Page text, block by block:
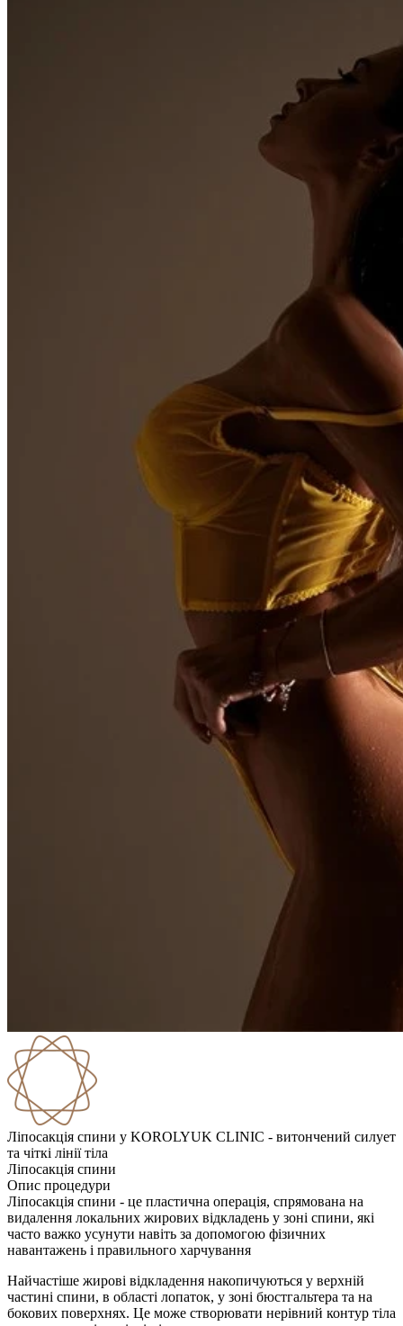
Ліпосакція спини у KOROLYUK CLINIC - витончений силует
та чіткі лінії тіла
Ліпосакція спини
Опис процедури
Ліпосакція спини - це пластична операція, спрямована на
видалення локальних жирових відкладень у зоні спини, які
часто важко усунути навіть за допомогою фізичних
навантажень і правильного харчування
Найчастіше жирові відкладення накопичуються у верхній
частині спини, в області лопаток, у зоні бюстгальтера та на
бокових поверхнях. Це може створювати нерівний контур тіла